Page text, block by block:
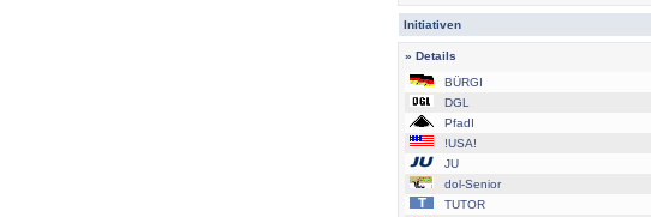
Initiativen
» Details
BÜRGI
DGL
PfadI
!USA!
JU
dol-Senior
TUTOR